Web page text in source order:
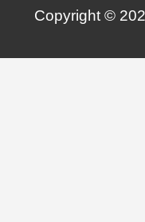
Copyright ©